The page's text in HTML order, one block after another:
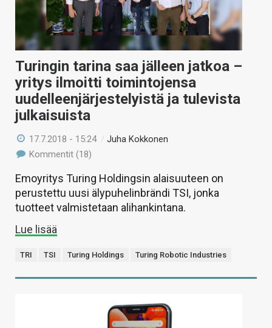
Turingin tarina saa jälleen jatkoa –
yritys ilmoitti toimintojensa
uudelleenjärjestelyistä ja tulevista
julkaisuista
17.7.2018 - 15:24 /Juha Kokkonen
Kommentit (18)
Emoyritys Turing Holdingsin alaisuuteen on
perustettu uusi älypuhelinbrändi TSI, jonka
tuotteet valmistetaan alihankintana.
Lue lisää
TRI TSI Turing Holdings Turing Robotic Industries